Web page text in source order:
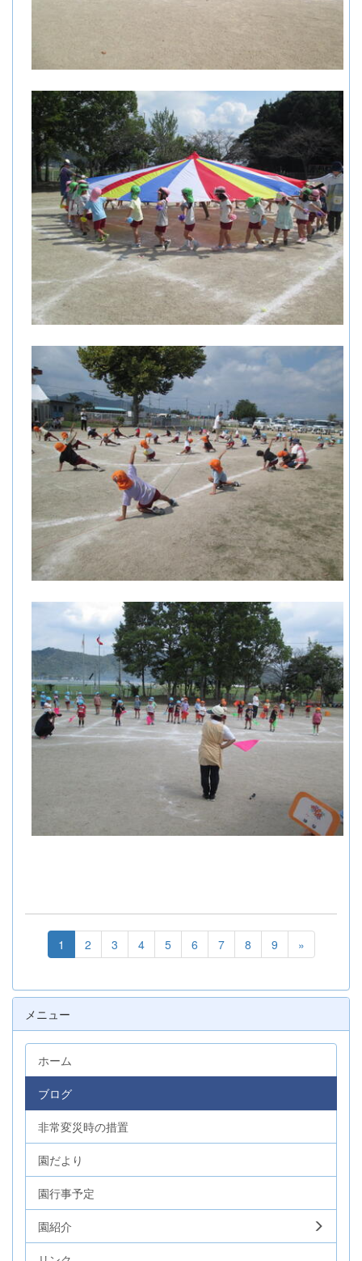
1 2 3 4 5 6 7 8 9 »
メニュー
ホーム
ブログ
非常変災時の措置
園だより
園行事予定
園紹介